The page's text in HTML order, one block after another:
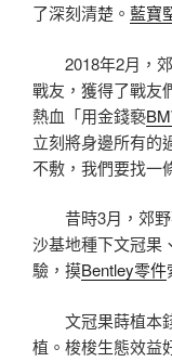
了深刻清楚。 藍寶
2018年2月，
戰友，獲得了戰友
熱血「用金錢褻
立刻將身邊所有的
不敷，我們要找一
昔時3月，郊
沙基地種下文冠果
驗，摸Bentley零件
文冠果蒔植本
植。梭梭生態效